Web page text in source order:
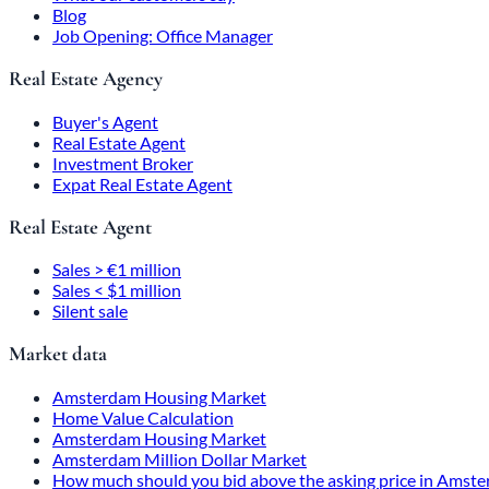
Blog
Job Opening: Office Manager
Real Estate Agency
Buyer's Agent
Real Estate Agent
Investment Broker
Expat Real Estate Agent
Real Estate Agent
Sales > €1 million
Sales < $1 million
Silent sale
Market data
Amsterdam Housing Market
Home Value Calculation
Amsterdam Housing Market
Amsterdam Million Dollar Market
How much should you bid above the asking price in